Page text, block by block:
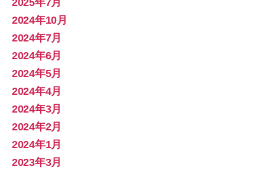
2024年10月
2024年7月
2024年6月
2024年5月
2024年4月
2024年3月
2024年2月
2024年1月
2023年3月